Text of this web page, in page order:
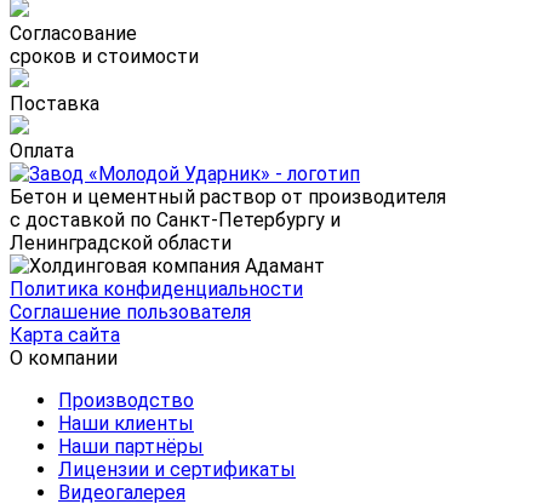
Согласование
сроков и стоимости
Поставка
Оплата
Бетон и цементный раствор от производителя
с доставкой по Санкт-Петербургу и
Ленинградской области
Политика конфиденциальности
Соглашение пользователя
Карта сайта
О компании
Производство
Наши клиенты
Наши партнёры
Лицензии и сертификаты
Видеогалерея